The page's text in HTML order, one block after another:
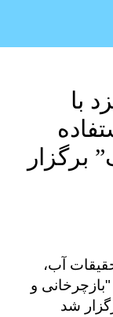
با
برگزار
آب،
و
شد